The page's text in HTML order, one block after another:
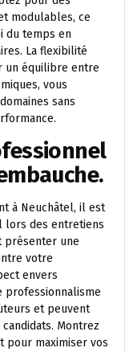
modulables, ce
du temps en
La flexibilité
un équilibre entre
vous
sans
à Neuchâtel, il est
lors des entretiens
présenter une
votre
envers
professionnalisme
et peuvent
Montrez
maximiser vos